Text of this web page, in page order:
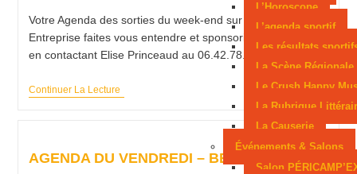
L’Horoscope
L’agenda sportif
Les résultats
La Scène Régionale
Le Crush Happy
La Rubrique
La Causerie
Événements & Salons
Salon
Votre Agenda des sorties du week-end sur Bergerac
Entreprise faites vous entendre et sponsorisez L'Agenda
en contactant Elise Princeaud au 06.42.78.75.20 !
Continuer La Lecture
AGENDA DU VENDREDI – BERGERAC